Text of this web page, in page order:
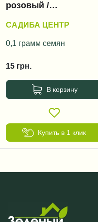
розовый /
САДИБА ЦЕНТР
0,1 грамм семян
15 грн.
В корзину
Купить в 1 клик